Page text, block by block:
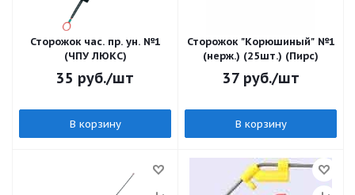
Сторожок час. пр. ун. №1
(ЧПУ ЛЮКС)
35 руб./шт
В корзину
Сторожок "Корюшиный" №1
(нерж.) (25шт.) (Пирс)
37руб./шт
В корзину